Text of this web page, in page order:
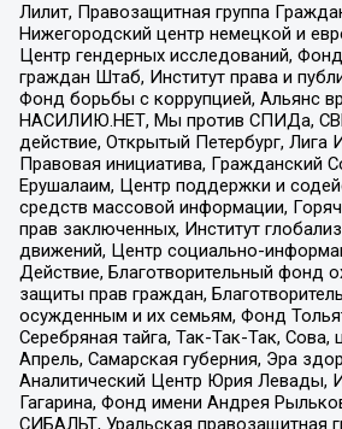
Лилит, Правозащитная группа
Нижегородский центр немецкой и
Центр гендерных исследований,
граждан Штаб, Институт права и
Фонд борьбы с коррупцией, Альянс
НАСИЛИЮ.НЕТ, Мы против СПИДа,
действие, Открытый Петербург, Лига
Правовая инициатива, Гражданский
Ерушалаим, Центр поддержки и
средств массовой информации,
прав заключенных, Институт
движений, Центр социально-
Действие, Благотворительный фонд
защиты прав граждан,
осужденным и их семьям, Фонд
Серебряная тайга, Так-Так-Так, Сова,
Апрель, Самарская губерния, Эра
Аналитический Центр Юрия Левады,
Гагарина, Фонд имени Андрея
СИБАЛЬТ, Уральская правозащитная